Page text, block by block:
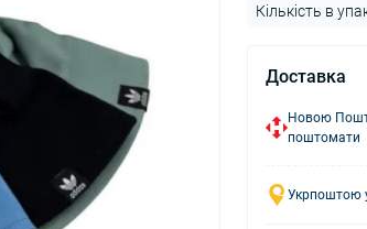
Кількість в
Доставка
Новою
поштомати
Укрпоштою у